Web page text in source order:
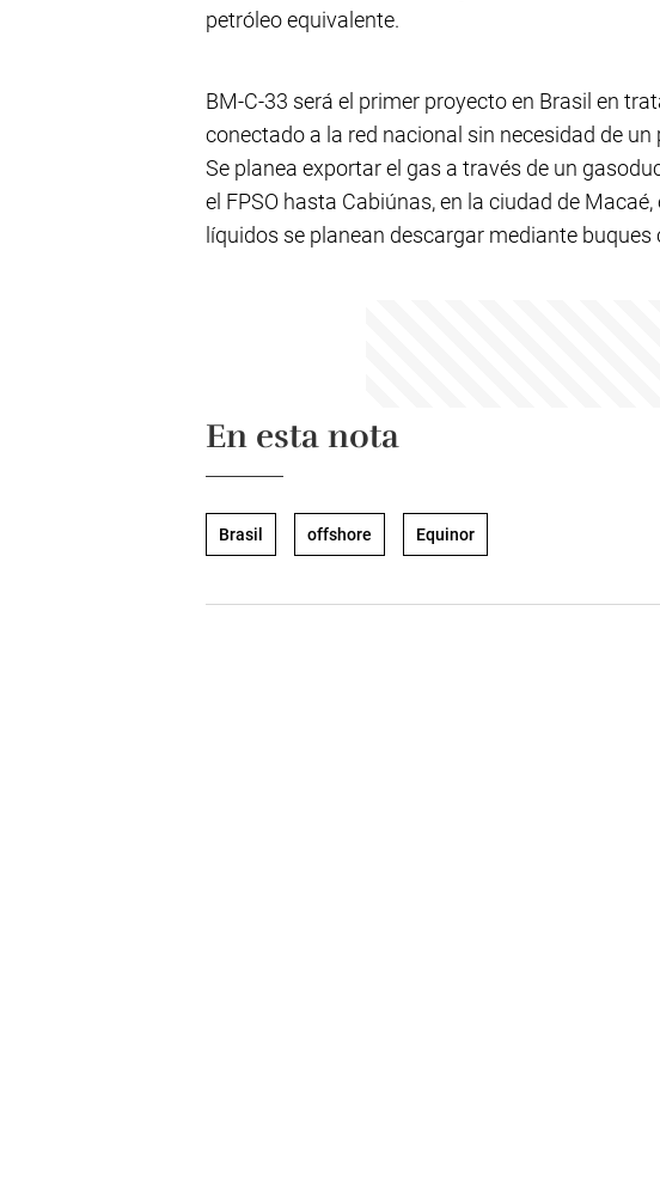
petróleo equivalente.
BM-C-33 será el primer proyecto en Brasil en
conectado a la red nacional sin necesidad de
Se planea exportar el gas a través de un
el FPSO hasta Cabiúnas, en la ciudad de
líquidos se planean descargar mediante
En esta nota
Brasil offshore Equinor